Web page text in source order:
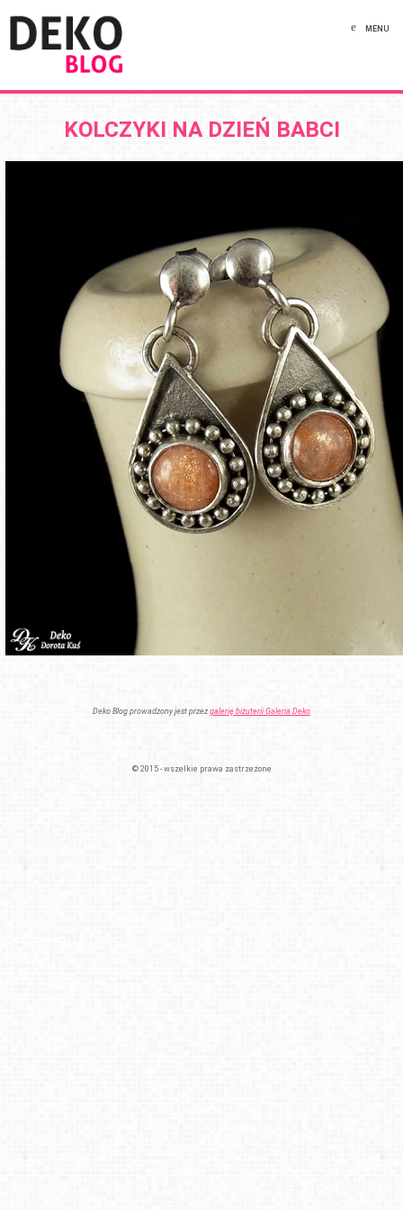
MENU
KOLCZYKI NA DZIEŃ BABCI
Deko Blog prowadzony jest przez galerię biżuterii Galeria Deko
© 2015 - wszelkie prawa zastrzeżone